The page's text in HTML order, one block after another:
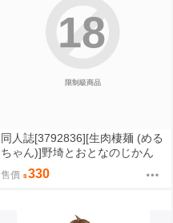
限制級商品
18
同人誌[3792836][生肉棲麺 (める
ちゃん)]野埼とおとなのじかん
(艦隊收藏)
售價 330